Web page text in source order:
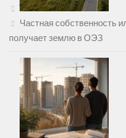
Частная собственность
получает землю в ОЭЗ